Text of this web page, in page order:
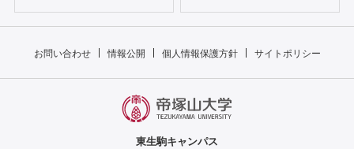
お問い合わせ 情報公開 個人情報保護方針 サイトポリシー
東生駒キャンパス